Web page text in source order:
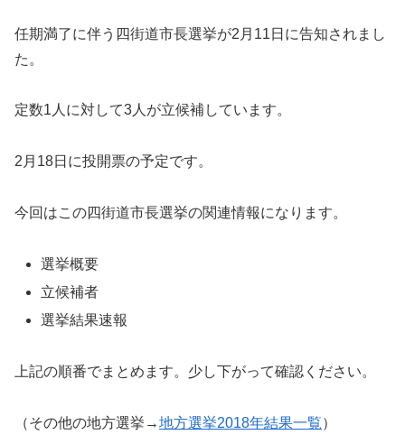
任期満了に伴う四街道市長選挙が2月11日に告知されまし
た。
定数1人に対して3人が立候補しています。
2月18日に投開票の予定です。
今回はこの四街道市長選挙の関連情報になります。
選挙概要
立候補者
選挙結果速報
上記の順番でまとめます。少し下がって確認ください。
（その他の地方選挙→地方選挙2018年結果一覧）